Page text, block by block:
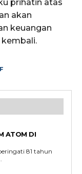
prihatin atas
akan
keuangan
ATOM DI
81 tahun